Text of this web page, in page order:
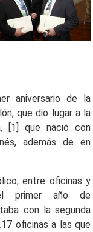
aniversario de la
que dio lugar a la
[1] que nació con
además de en
entre oficinas y
primer año de
con la segunda
oficinas a las que